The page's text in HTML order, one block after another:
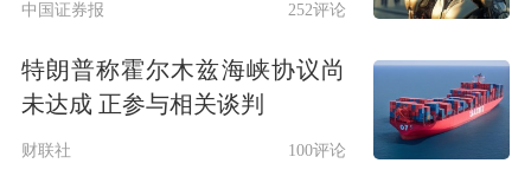
业量产，营收规模占比极低，且相关经
营主体目前仍处于亏损状态。
中国证券报 252评论
特朗普称霍尔木兹海峡协议尚
未达成 正参与相关谈判
财联社 100评论